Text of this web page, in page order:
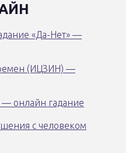
«Да-Нет» —
(ИЦЗИН) —
— онлайн гадание
с человеком